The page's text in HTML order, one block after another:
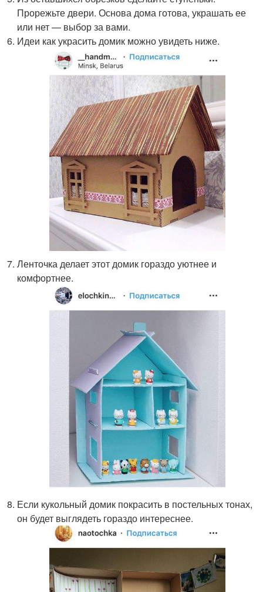
Прорежьте двери. Основа дома готова, украшать ее
или нет — выбор за вами.
Идеи как украсить домик можно увидеть ниже.
Ленточка делает этот домик гораздо уютнее и
комфортнее.
Если кукольный домик покрасить в постельных тонах,
он будет выглядеть гораздо интереснее.